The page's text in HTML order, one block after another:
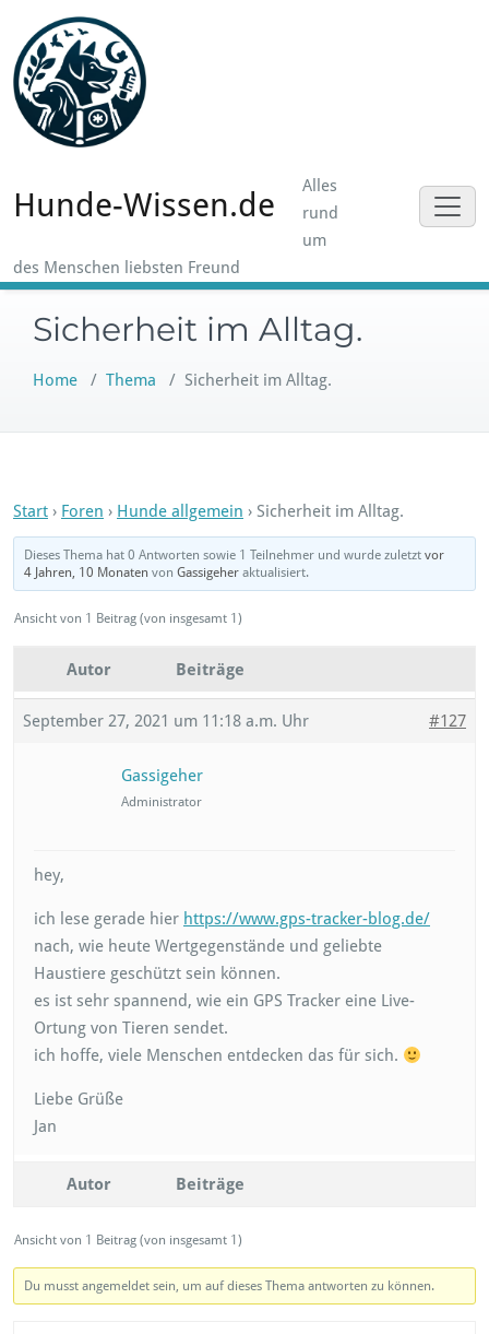
content
Hunde-Wissen.de
Alles
rund
um
des Menschen liebsten Freund
Sicherheit im Alltag.
Home / Thema / Sicherheit im Alltag.
Start › Foren › Hunde allgemein › Sicherheit im Alltag.
Dieses Thema hat 0 Antworten sowie 1 Teilnehmer und wurde zuletztvor
4 Jahren, 10 Monaten vonGassigeher aktualisiert.
Ansicht von 1 Beitrag (von insgesamt 1)
Autor Beiträge
September 27, 2021 um 11:18 a.m. Uhr #127
Gassigeher
Administrator
hey,
ich lese gerade hier https://www.gps-tracker-blog.de/
nach, wie heute Wertgegenstände und geliebte
Haustiere geschützt sein können.
es ist sehr spannend, wie ein GPS Tracker eine Live-
Ortung von Tieren sendet.
ich hoffe, viele Menschen entdecken das für sich.
Liebe Grüße
Jan
Autor Beiträge
Ansicht von 1 Beitrag (von insgesamt 1)
Du musst angemeldet sein, um auf dieses Thema antworten zu können.